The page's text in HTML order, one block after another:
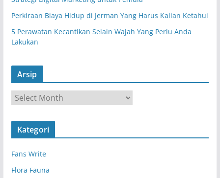
Perkiraan Biaya Hidup di Jerman Yang Harus Kalian Ketahui
5 Perawatan Kecantikan Selain Wajah Yang Perlu Anda
Lakukan
Arsip
r
s
Kategori
Fans Write
Flora Fauna